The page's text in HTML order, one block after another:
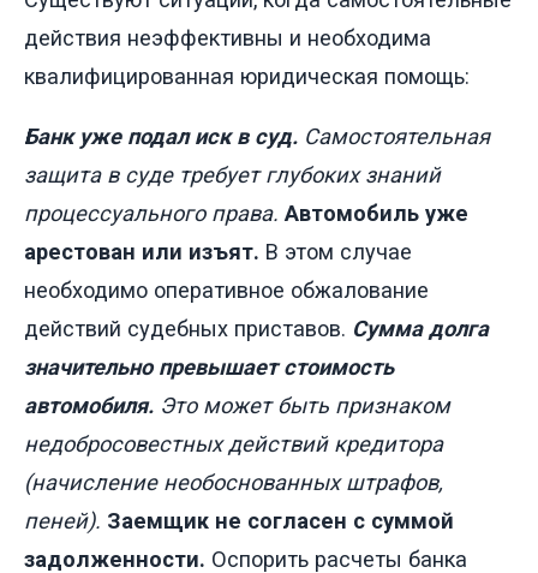
действия неэффективны и необходима
квалифицированная юридическая помощь:
Банк уже подал иск в суд. Самостоятельная
защита в суде требует глубоких знаний
процессуального права. Автомобиль уже
арестован или изъят. В этом случае
необходимо оперативное обжалование
действий судебных приставов. Сумма долга
значительно превышает стоимость
автомобиля. Это может быть признаком
недобросовестных действий кредитора
(начисление необоснованных штрафов,
пеней). Заемщик не согласен с суммой
задолженности. Оспорить расчеты банка